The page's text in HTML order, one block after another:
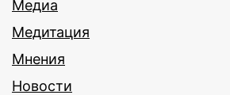
Медиа
Медитация
Мнения
Новости